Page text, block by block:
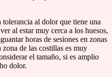
tolerancia al dolor que tiene una
al estar muy cerca a los huesos,
horas de sesiones en zonas
de las costillas es muy
el tamaño, si es amplio
dolor.